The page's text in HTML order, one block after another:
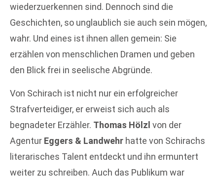
wiederzuerkennen sind. Dennoch sind die
Geschichten, so unglaublich sie auch sein mögen,
wahr. Und eines ist ihnen allen gemein: Sie
erzählen von menschlichen Dramen und geben
den Blick frei in seelische Abgründe.
Von Schirach ist nicht nur ein erfolgreicher
Strafverteidiger, er erweist sich auch als
begnadeter Erzähler. Thomas Hölzl von der
Agentur Eggers & Landwehr hatte von Schirachs
literarisches Talent entdeckt und ihn ermuntert
weiter zu schreiben. Auch das Publikum war